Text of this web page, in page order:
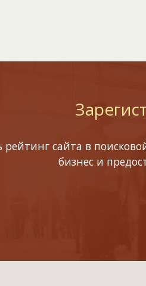
сайта в
бизнес и